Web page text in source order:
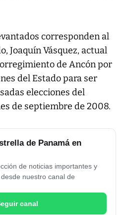
corresponden al
Joaquín Vásquez, actual
de Ancón por
del Estado para ser
elecciones del
de septiembre de 2008.
de Panamá en
de noticias importantes y
nuestro canal de
canal